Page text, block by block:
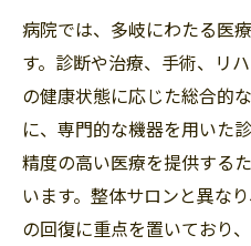
病院では、多岐にわたる医
す。診断や治療、手術、リ
の健康状態に応じた総合的
に、専門的な機器を用いた
精度の高い医療を提供する
います。整体サロンと異な
の回復に重点を置いており